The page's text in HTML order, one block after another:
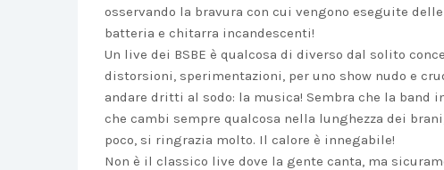
osservando la bravura con cui vengono eseguite
batteria e chitarra incandescenti!
Un live dei BSBE è qualcosa di diverso dal solito
distorsioni, sperimentazioni, per uno show nudo e
andare dritti al sodo: la musica! Sembra che la band
che cambi sempre qualcosa nella lunghezza dei
poco, si ringrazia molto. Il calore è innegabile!
Non è il classico live dove la gente canta, ma